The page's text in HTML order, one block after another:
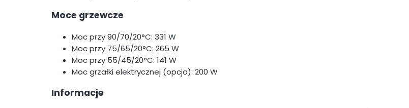
Moce grzewcze
Moc przy 90/70/20°C: 331 W
Moc przy 75/65/20°C: 265 W
Moc przy 55/45/20°C: 141 W
Moc grzałki elektrycznej (opcja): 200 W
Informacje